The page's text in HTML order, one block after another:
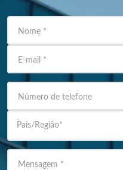
Nome *
E-mail *
Número de telefone
País/Região*
Mensagem *